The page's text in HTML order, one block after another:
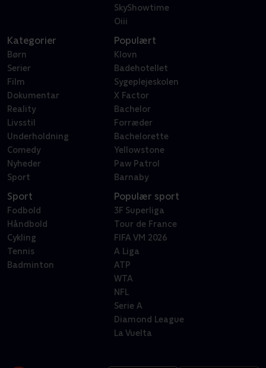
SkyShowtime
Oiii
Kategorier
Børn
Serier
Film
Dokumentar
Reality
Livsstil
Underholdning
Comedy
Nyheder
Sport
Populært
Klovn
Badehotellet
Sygeplejeskolen
X Factor
Bachelor
Forræder
Bachelorette
Yellowstone
Paw Patrol
Barnaby
Sport
Fodbold
Håndbold
Cykling
Tennis
Badminton
Populær sport
3F Superliga
Tour de France
FIFA VM 2026
A Liga
ATP
WTA
NFL
Serie A
Diamond League
La Vuelta